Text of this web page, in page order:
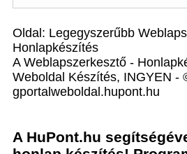
Oldal: Legegyszerűbb
Honlapkészítés
A Weblapszerkesztő -
Weboldal Készítés, INGYEN -
gportalweboldal.hupont.hu
A HuPont.hu